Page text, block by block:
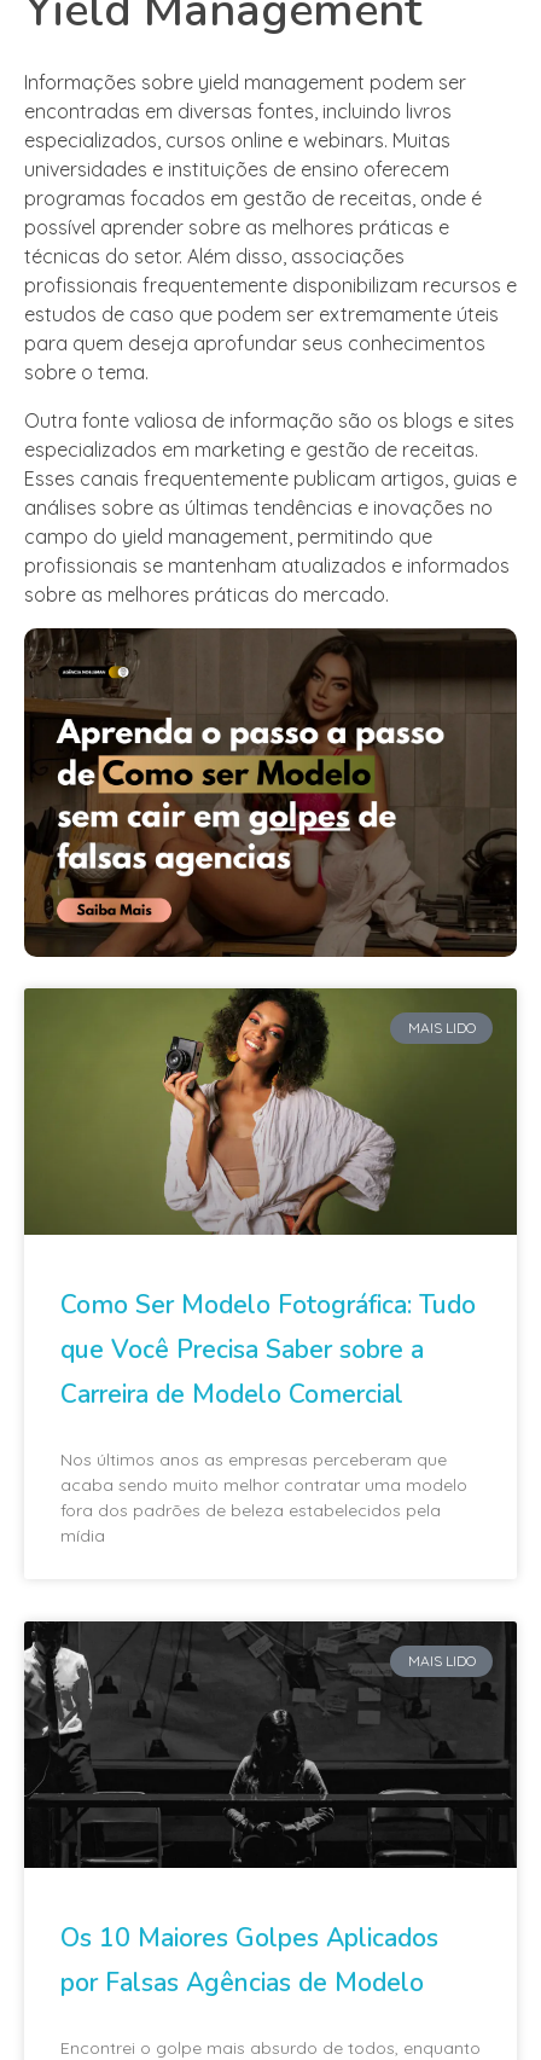
Informações sobre yield management podem ser
encontradas em diversas fontes, incluindo livros
especializados, cursos online e webinars. Muitas
universidades e instituições de ensino oferecem
programas focados em gestão de receitas, onde é
possível aprender sobre as melhores práticas e
técnicas do setor. Além disso, associações
profissionais frequentemente disponibilizam recursos e
estudos de caso que podem ser extremamente úteis
para quem deseja aprofundar seus conhecimentos
sobre o tema.
Outra fonte valiosa de informação são os blogs e sites
especializados em marketing e gestão de receitas.
Esses canais frequentemente publicam artigos, guias e
análises sobre as últimas tendências e inovações no
campo do yield management, permitindo que
profissionais se mantenham atualizados e informados
sobre as melhores práticas do mercado.
MAIS LIDO
Como Ser Modelo Fotográfica: Tudo
que Você Precisa Saber sobre a
Carreira de Modelo Comercial
Nos últimos anos as empresas perceberam que
acaba sendo muito melhor contratar uma modelo
fora dos padrões de beleza estabelecidos pela
mídia
MAIS LIDO
Os 10 Maiores Golpes Aplicados
por Falsas Agências de Modelo
Encontrei o golpe mais absurdo de todos, enquanto